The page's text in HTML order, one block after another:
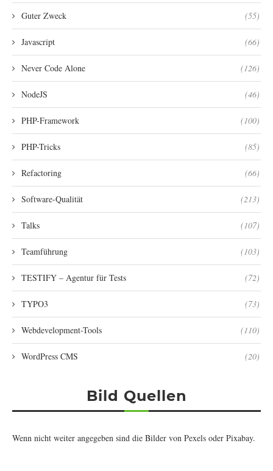
Guter Zweck (55)
Javascript (66)
Never Code Alone (126)
NodeJS (46)
PHP-Framework (100)
PHP-Tricks (85)
Refactoring (66)
Software-Qualität (213)
Talks (107)
Teamführung (103)
TESTIFY – Agentur für Tests (72)
TYPO3 (73)
Webdevelopment-Tools (110)
WordPress CMS (20)
Bild Quellen
Wenn nicht weiter angegeben sind die Bilder von Pexels oder Pixabay.